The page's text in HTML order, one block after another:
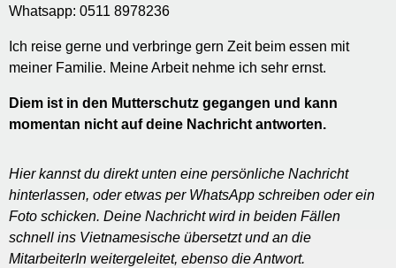
Whatsapp: 0511 8978236
Ich reise gerne und verbringe gern Zeit beim essen mit
meiner Familie. Meine Arbeit nehme ich sehr ernst.
Diem ist in den Mutterschutz gegangen und kann
momentan nicht auf deine Nachricht antworten.
Hier kannst du direkt unten eine persönliche Nachricht
hinterlassen, oder etwas per WhatsApp schreiben oder ein
Foto schicken. Deine Nachricht wird in beiden Fällen
schnell ins Vietnamesische übersetzt und an die
MitarbeiterIn weitergeleitet, ebenso die Antwort.